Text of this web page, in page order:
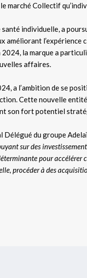
marché Collectif
santé individuelle, a
améliorant
2024, la marque a
affaires.
a l’ambition de se
Cette nouvelle
son fort potentiel
du groupe
sur des
pour
procéder à des